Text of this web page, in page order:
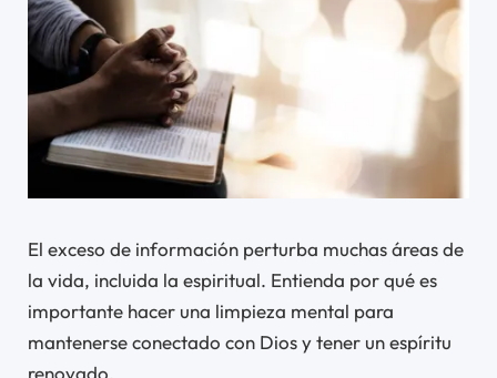
El exceso de información perturba muchas áreas de
la vida, incluida la espiritual. Entienda por qué es
importante hacer una limpieza mental para
mantenerse conectado con Dios y tener un espíritu
renovado.